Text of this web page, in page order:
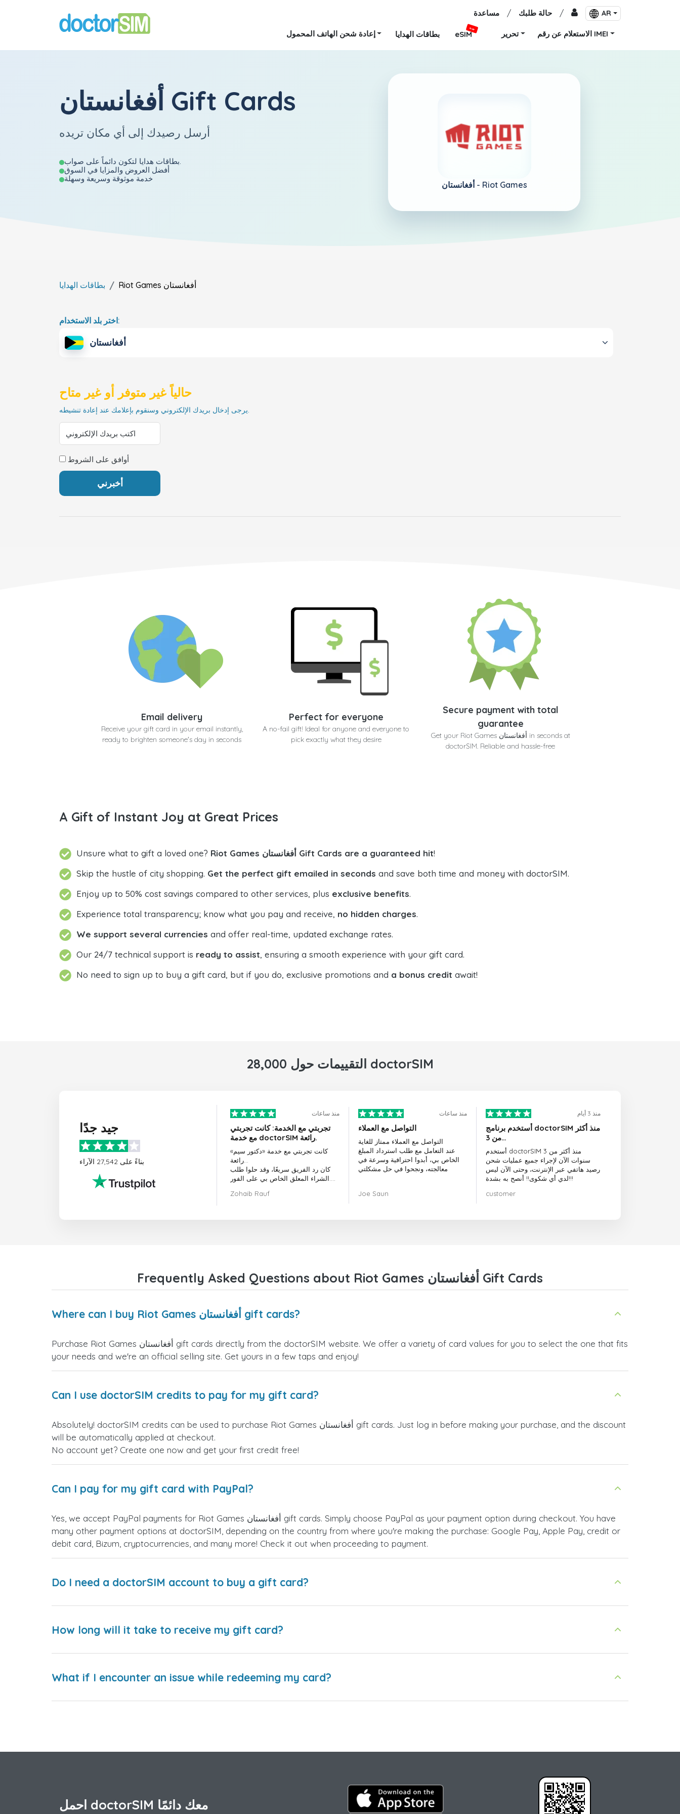
مساعدة / حالة طلبك / AR
إعادة شحن الهاتف المحمول بطاقات الهدايا eSIM
جديد
تحرير الاستعلام عن رقم IMEI
أفغانستان Gift Cards
أرسل رصيدك إلى أي مكان تريده
بطاقات هدايا لتكون دائماً على صواب.
أفضل العروض والمزايا في السوق
خدمة موثوقة وسريعة وسهلة
أفغانستان - Riot Games
بطاقات الهدايا Riot Games أفغانستان
اختر بلد الاستخدام:
أفغانستان
حالياً غير متوفر أو غير متاح
يرجى إدخال بريدك الإلكتروني وسنقوم بإعلامك عند إعادة تنشيطه.
أوافق على الشروط
Email delivery
Receive your gift card in your email instantly,
ready to brighten someone's day in seconds
Perfect for everyone
A no-fail gift! Ideal for anyone and everyone to
pick exactly what they desire
Secure payment with total
guarantee
Get your Riot Games أفغانستان in seconds at
doctorSIM. Reliable and hassle-free
A Gift of Instant Joy at Great Prices
Unsure what to gift a loved one? Riot Games أفغانستان Gift Cards are a guaranteed hit!
Skip the hustle of city shopping. Get the perfect gift emailed in seconds and save both time and money with doctorSIM.
Enjoy up to 50% cost savings compared to other services, plus exclusive benefits.
Experience total transparency; know what you pay and receive, no hidden charges.
We support several currencies and offer real-time, updated exchange rates.
Our 24/7 technical support is ready to assist, ensuring a smooth experience with your gift card.
No need to sign up to buy a gift card, but if you do, exclusive promotions and a bonus credit await!
28,000 التقييمات حول doctorSIM
جيد جدًا
بناءً على 27,542 الآراء
منذ ساعات
تجربتي مع الخدمة: كانت تجربتي
مع خدمة doctorSIM رائعة.
كانت تجربتي مع خدمة «دكتور سيم»
كان رد الفريق سريعًا، وقد حلوا طلب
قرارًا رائعًا.
Zohaib Rauf
منذ ساعات
التواصل مع العملاء
التواصل مع العملاء ممتاز للغاية
عند التعامل مع طلب استرداد المبلغ
الخاص بي، أبدوا احترافية وسرعة في
معالجته، ونجحوا في حل مشكلتي
Joe Saun
منذ 3 أيام
أستخدم برنامج doctorSIM منذ أكثر
من 3…
أستخدم doctorSIM منذ أكثر من 3
سنوات الآن لإجراء جميع عمليات شحن
رصيد هاتفي عبر الإنترنت، وحتى الآن ليس
لدي أي شكوى!! أنصح به بشدة!!!
customer
Frequently Asked Questions about Riot Games أفغانستان Gift Cards
Where can I buy Riot Games أفغانستان gift cards?
Purchase Riot Games أفغانستان gift cards directly from the doctorSIM website. We offer a variety of card values for you to select the one that fits
your needs and we're an official selling site. Get yours in a few taps and enjoy!
Can I use doctorSIM credits to pay for my gift card?
Absolutely! doctorSIM credits can be used to purchase Riot Games أفغانستان gift cards. Just log in before making your purchase, and the discount
will be automatically applied at checkout.
No account yet? Create one now and get your first credit free!
Can I pay for my gift card with PayPal?
Yes, we accept PayPal payments for Riot Games أفغانستان gift cards. Simply choose PayPal as your payment option during checkout. You have
many other payment options at doctorSIM, depending on the country from where you're making the purchase: Google Pay, Apple Pay, credit or
debit card, Bizum, cryptocurrencies, and many more! Check it out when proceeding to payment.
Do I need a doctorSIM account to buy a gift card?
How long will it take to receive my gift card?
What if I encounter an issue while redeeming my card?
احمل doctorSIM معك دائمًا